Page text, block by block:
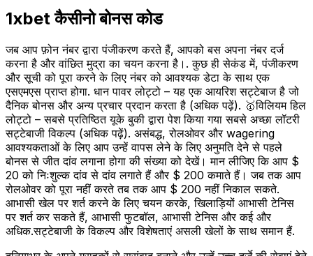
1xbet कैसीनो बोनस कोड
जब आप फ़ोन नंबर द्वारा पंजीकरण करते हैं, आपको बस अपना नंबर दर्ज
करना है और वांछित मुद्रा का चयन करना है।. कुछ ही सेकंड में, पंजीकरण
और सूची को पूरा करने के लिए नंबर को आवश्यक डेटा के साथ एक
एसएमएस प्राप्त होगा. धान पावर लोट्टो – यह एक आयरिश सट्टेबाज है जो
दैनिक बोनस और अन्य प्रचार प्रदान करता है (अधिक पढ़ें). 🥇विलियम हिल
लोट्टो – सबसे प्रतिष्ठित यूके बुकी द्वारा पेश किया गया सबसे अच्छा लॉटरी
सट्टेबाजी विकल्प (अधिक पढ़ें). असंबद्ध, रोलओवर और wagering
आवश्यकताओं के लिए आप उन्हें वापस लेने के लिए अनुमति देने से पहले
बोनस से जीत दांव लगाना होगा की संख्या को देखें। मान लीजिए कि आप $
20 को निःशुल्क दांव से दांव लगाते हैं और $ 200 कमाते हैं। जब तक आप
रोलओवर को पूरा नहीं करते तब तक आप $ 200 नहीं निकाल सकते.
आभासी खेल पर शर्त करने के लिए चयन करके, खिलाड़ियों आभासी टेनिस
पर शर्त कर सकते हैं, आभासी फुटबॉल, आभासी टेनिस और कई और
अधिक.सट्टेबाजी के विकल्प और विशेषताएं असली खेलों के साथ समान हैं.